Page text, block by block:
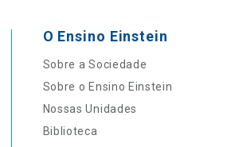
O Ensino Einstein
Sobre a Sociedade
Sobre o Ensino Einstein
Nossas Unidades
Biblioteca